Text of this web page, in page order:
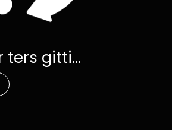
ters gitti...